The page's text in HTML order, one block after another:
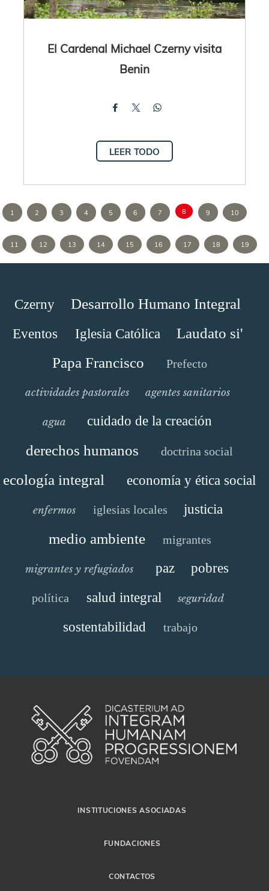
El Cardenal Michael Czerny visita
Benin
LEER TODO
1 2 3 4 5 6 7 8 9 10
11 12 13 14 15 16 17 18 19
Czerny Desarrollo Humano Integral
Eventos Iglesia Católica
Laudato si'
Papa Francisco
Prefecto
actividades pastorales agentes sanitarios
agua cuidado de la creación
derechos humanos doctrina social
ecología integral economía y ética social
enfermos iglesias locales justicia
medio ambiente migrantes
migrantes y refugiados paz pobres
política salud integral seguridad
sostentabilidad trabajo
INSTITUCIONES ASOCIADAS
FUNDACIONES
CONTACTOS